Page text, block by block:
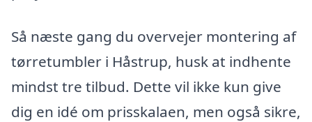
Så næste gang du overvejer montering af
tørretumbler i Håstrup, husk at indhente
mindst tre tilbud. Dette vil ikke kun give
dig en idé om prisskalaen, men også sikre,